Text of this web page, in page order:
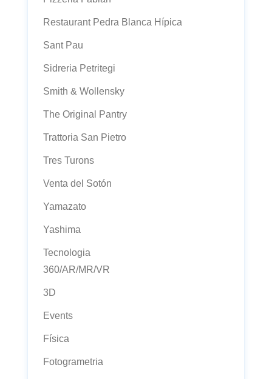
Restaurant Pedra Blanca Hípica
Sant Pau
Sidreria Petritegi
Smith & Wollensky
The Original Pantry
Trattoria San Pietro
Tres Turons
Venta del Sotón
Yamazato
Yashima
Tecnologia
360/AR/MR/VR
3D
Events
Física
Fotogrametria